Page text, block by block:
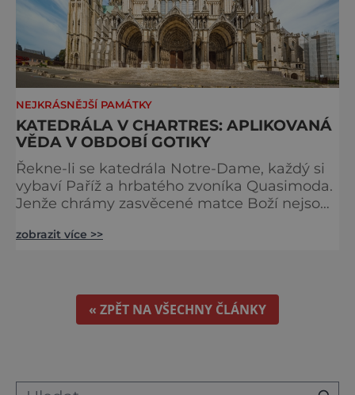
NEJKRÁSNĚJŠÍ PAMÁTKY
KATEDRÁLA V CHARTRES: APLIKOVANÁ
VĚDA V OBDOBÍ GOTIKY
Řekne-li se katedrála Notre-Dame, každý si
vybaví Paříž a hrbatého zvoníka Quasimoda.
Jenže chrámy zasvěcené matce Boží nejsou
obyvatelé města Rouen se mohou pochlubit
stavbou světa. Ovšem nejpůsobivější perlou
toho jména je ta, která se nachází v Chartres.
Městečko Chartres se
zobrazit více >>
« ZPĚT NA VŠECHNY ČLÁNKY